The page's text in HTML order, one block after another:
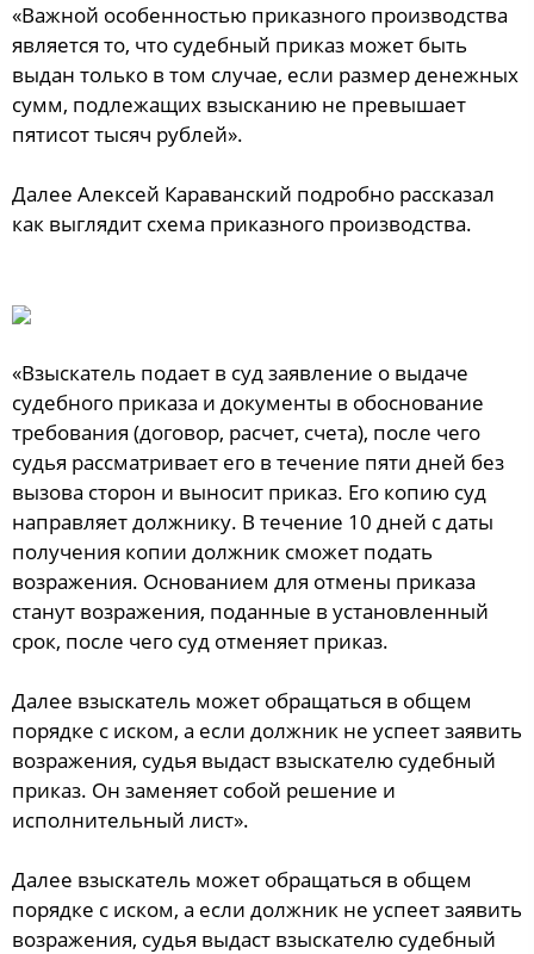
«Важной особенностью приказного производства
является то, что судебный приказ может быть
выдан только в том случае, если размер денежных
сумм, подлежащих взысканию не превышает
пятисот тысяч рублей».
Далее Алексей Караванский подробно рассказал
как выглядит схема приказного производства.
«Взыскатель подает в суд заявление о выдаче
судебного приказа и документы в обоснование
требования (договор, расчет, счета), после чего
судья рассматривает его в течение пяти дней без
вызова сторон и выносит приказ. Его копию суд
направляет должнику. В течение 10 дней с даты
получения копии должник сможет подать
возражения. Основанием для отмены приказа
станут возражения, поданные в установленный
срок, после чего суд отменяет приказ.
Далее взыскатель может обращаться в общем
порядке с иском, а если должник не успеет заявить
возражения, судья выдаст взыскателю судебный
приказ. Он заменяет собой решение и
исполнительный лист».
Далее взыскатель может обращаться в общем
порядке с иском, а если должник не успеет заявить
возражения, судья выдаст взыскателю судебный